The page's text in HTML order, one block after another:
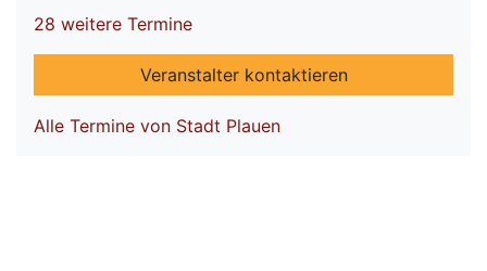
28 weitere Termine
Veranstalter kontaktieren
Alle Termine von Stadt Plauen